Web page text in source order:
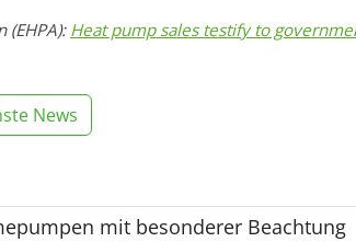
(EHPA): Heat pump sales testify to
News
mit besonderer Beachtung